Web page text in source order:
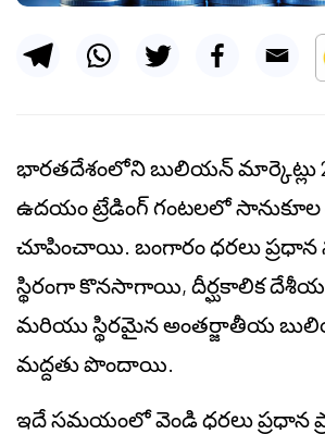
భారతదేశంలోని బులియన్ మార్కెట్లు
ఉదయం ట్రేడింగ్ గంటలలో
చూపించాయి. బంగారం ధరలు
స్థిరంగా కొనసాగాయి, దీర్ఘకాలిక
మరియు స్థిరమైన అంతర్జాతీయ
మద్దతు పొందాయి.
ఇదే సమయంలో వెండి ధరలు ప్రధాన